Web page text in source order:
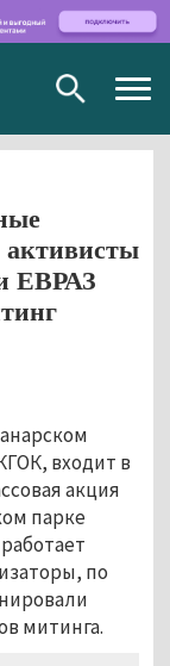
ЕВРАЗ
входит в
акция
парке
по
митинга.